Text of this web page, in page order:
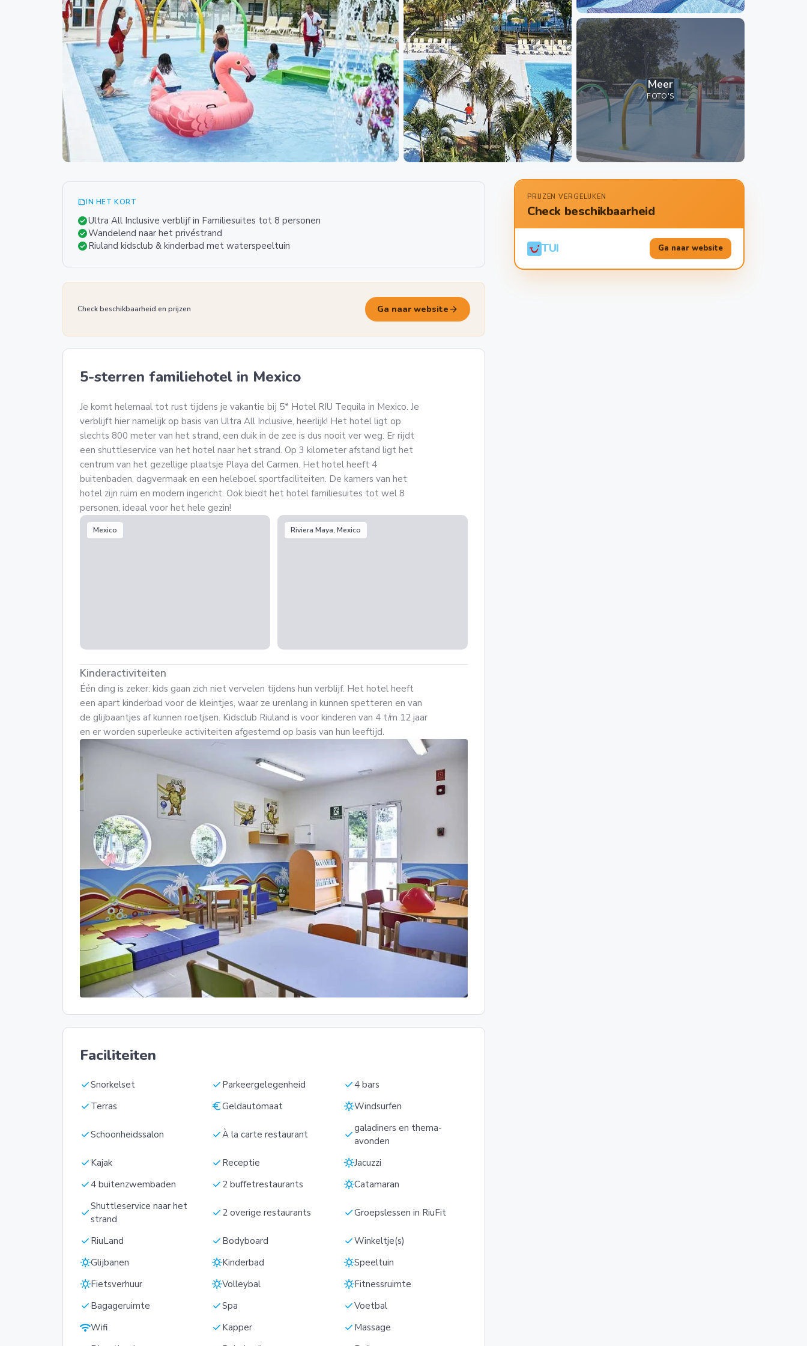
Meer
FOTO'S
summarizeIN HET KORT
check_circleUltra All Inclusive verblijf in Familiesuites tot 8 personen
check_circleWandelend naar het privéstrand
check_circleRiuland kidsclub & kinderbad met waterspeeltuin
PRIJZEN VERGELIJKEN
Check beschikbaarheid
TUI Ga naar website
Check beschikbaarheid en prijzen Ga naar website arrow_forward
5-sterren familiehotel in Mexico
Je komt helemaal tot rust tijdens je vakantie bij 5* Hotel RIU Tequila in Mexico. Je
verblijft hier namelijk op basis van Ultra All Inclusive, heerlijk! Het hotel ligt op
slechts 800 meter van het strand, een duik in de zee is dus nooit ver weg. Er rijdt
een shuttleservice van het hotel naar het strand. Op 3 kilometer afstand ligt het
centrum van het gezellige plaatsje Playa del Carmen. Het hotel heeft 4
buitenbaden, dagvermaak en een heleboel sportfaciliteiten. De kamers van het
hotel zijn ruim en modern ingericht. Ook biedt het hotel familiesuites tot wel 8
personen, ideaal voor het hele gezin!
Mexico Riviera Maya, Mexico
Kinderactiviteiten
Één ding is zeker: kids gaan zich niet vervelen tijdens hun verblijf. Het hotel heeft
een apart kinderbad voor de kleintjes, waar ze urenlang in kunnen spetteren en van
de glijbaantjes af kunnen roetjsen. Kidsclub Riuland is voor kinderen van 4 t/m 12 jaar
en er worden superleuke activiteiten afgestemd op basis van hun leeftijd.
Faciliteiten
checkSnorkelset check Parkeergelegenheid check4 bars
check Terras euroGeldautomaat sunnyWindsurfen
checkSchoonheidssalon checkÀ la carte restaurant checkgaladiners en thema-
avonden
check Kajak check Receptie sunnyJacuzzi
check4 buitenzwembaden check 2 buffetrestaurants sunnyCatamaran
checkShuttleservice naar het
strand
check 2 overige restaurants checkGroepslessen in RiuFit
check RiuLand check Bodyboard checkWinkeltje(s)
sunnyGlijbanen sunnyKinderbad sunnySpeeltuin
sunnyFietsverhuur sunnyVolleybal sunnyFitnessruimte
check Bagageruimte checkSpa checkVoetbal
wifiWifi check Kapper check Massage